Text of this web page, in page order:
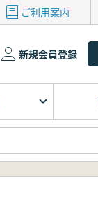
ご利用案内
新規会員登録